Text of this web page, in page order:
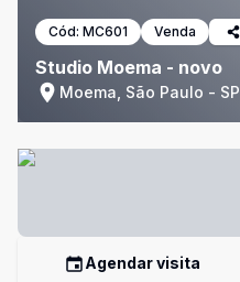
Cód: MC601 Venda
Studio Moema - novo
Moema, São Paulo - SP
Agendar visita